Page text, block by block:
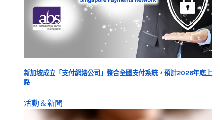
新加坡成立「支付網絡公司」整合全國支付系統，預計2026年底上
路
活動＆新聞